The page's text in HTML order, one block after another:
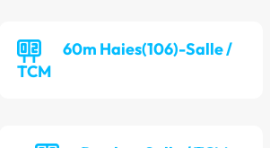
60m Haies(106)-Salle /
TCM